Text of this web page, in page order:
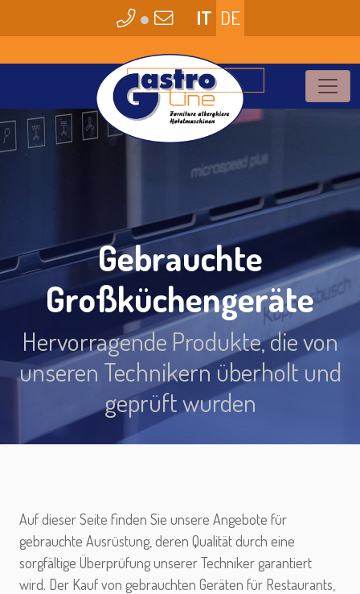
● IT DE
Gebrauchte
Großküchengeräte
Hervorragende Produkte, die von
unseren Technikern überholt und
geprüft wurden
Auf dieser Seite finden Sie unsere Angebote für
gebrauchte Ausrüstung, deren Qualität durch eine
sorgfältige Überprüfung unserer Techniker garantiert
wird. Der Kauf von gebrauchten Geräten für Restaurants,